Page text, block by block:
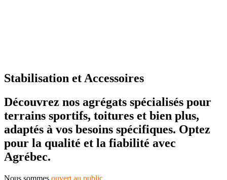
Stabilisation et Accessoires
Découvrez nos agrégats spécialisés pour
terrains sportifs, toitures et bien plus,
adaptés à vos besoins spécifiques. Optez
pour la qualité et la fiabilité avec
Agrébec.